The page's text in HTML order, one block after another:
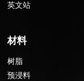
英文站
材料
树脂
预浸料